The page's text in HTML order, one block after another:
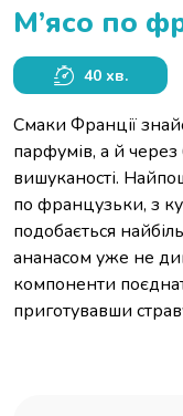
М’ясо по
40 хв.
Смаки Франції
парфумів, а й
вишуканості.
по французьки, з
подобається
ананасом уже не
компоненти
приготувавши